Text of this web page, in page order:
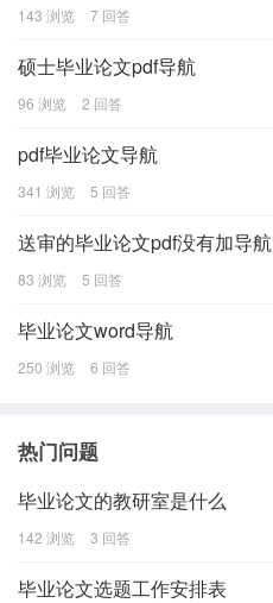
143 浏览 7 回答
硕士毕业论文pdf导航
96 浏览 2 回答
pdf毕业论文导航
341 浏览 5 回答
送审的毕业论文pdf没有加导航
83 浏览 5 回答
毕业论文word导航
250 浏览 6 回答
热门问题
毕业论文的教研室是什么
142 浏览 3 回答
毕业论文选题工作安排表